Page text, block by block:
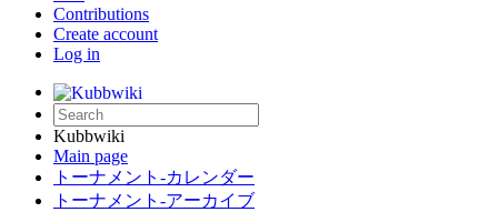
Contributions
Create account
Log in
Kubbwiki
Main page
トーナメント-カレンダー
トーナメント-アーカイブ